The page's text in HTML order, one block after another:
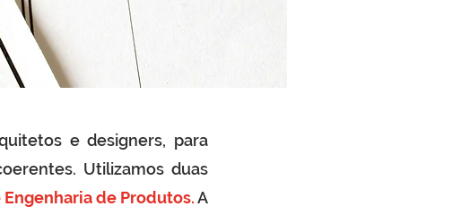
e designers, para
Utilizamos duas
de Produtos.A